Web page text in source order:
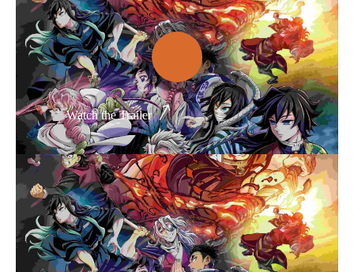
Tình cảm
Việt Nam
Watch the Trailer